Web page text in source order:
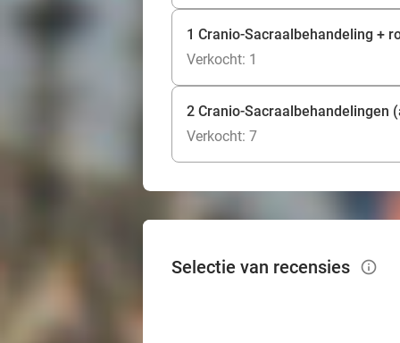
1 Cranio-Sacraalbehandeling +
Verkocht: 1
2 Cranio-Sacraalbehandelingen
Verkocht: 7
Selectie van recensies info_outlined